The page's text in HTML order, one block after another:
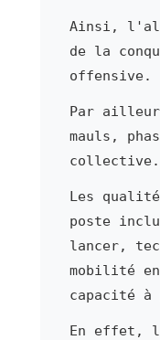
Ainsi,
de la
offensive.
Par
mauls,
collective.
Les
poste
lancer,
mobilité
capacité à
En effet,